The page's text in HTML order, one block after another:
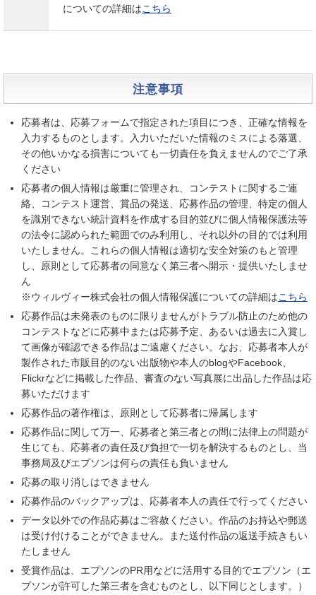
についての詳細はこちら
注意事項
応募者は、応募フォームで指定された項目につき、正確な情報を
入力するものとします。入力いただいた情報のミスによる落選、
その他いかなる損害についても一切責任を負えませんのでご了承
ください
応募者の個人情報は厳重に管理され、コンテストに関するご連
絡、コンテスト運営、賞品の発送、応募作品の管理、特定の個人
を識別できない統計資料を作成する目的並びに個人情報保護法等
の法令に認められた範囲でのみ利用し、それ以外の目的では利用
いたしません。これらの個人情報は適切な安全対策のもと管理
し、原則として応募者の同意なく第三者へ開示・提供いたしませ
ん
※ウィルヴィー株式会社の個人情報保護についての詳細はこちら
応募作品は未発表のものに限りませんがトラブル防止のため他の
コンテストなどに応募中または応募予定、あるいは過去に入賞し
て画像が確認できる作品はご遠慮ください。なお、応募者本人が
製作された市販目的のない出版物や本人のblogやFacebook、
Flickrなどに掲載した作品、審査のない写真展に出品した作品は応
募いただけます
応募作品の著作権は、原則として応募者に帰属します
応募作品に関して万一、応募者と第三者との間に法律上の問題が
生じても、応募者の責任及び負担で一切を解決するものとし、当
事務局及びエプソンは何らの責任も負いません
応募の取り消しはできません
応募作品のバックアップは、応募者本人の責任で行ってください
データ以外での作品応募はご容赦ください。作品のお持込や郵送
は受け付けることができません。また送付作品の返送手続きもい
たしません
受賞作品は、エプソンのPR用などに活用する目的でエプソン（エ
プソンが許可した第三者を含むものとし、以下同じとします。）